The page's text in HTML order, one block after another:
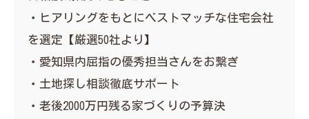
・ヒアリングをもとにベストマッチな住宅会社
を選定【厳選50社より】
・愛知県内屈指の優秀担当さんをお繋ぎ
・土地探し相談徹底サポート
・老後2000万円残る家づくりの予算決